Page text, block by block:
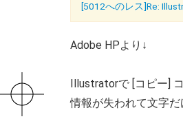
[5012へのレス]Re:
Adobe HPより↓
Illustratorで [コピー]
情報が失われて文字